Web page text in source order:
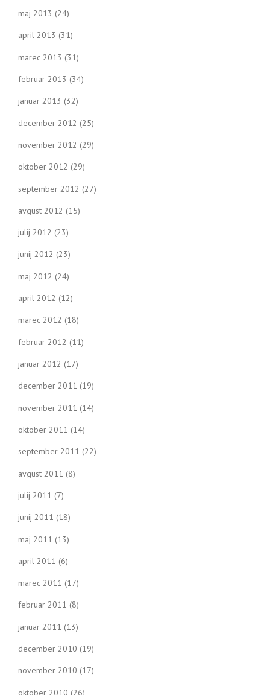
maj 2013 (24)
april 2013 (31)
marec 2013 (31)
februar 2013 (34)
januar 2013 (32)
december 2012 (25)
november 2012 (29)
oktober 2012 (29)
september 2012 (27)
avgust 2012 (15)
julij 2012 (23)
junij 2012 (23)
maj 2012 (24)
april 2012 (12)
marec 2012 (18)
februar 2012 (11)
januar 2012 (17)
december 2011 (19)
november 2011 (14)
oktober 2011 (14)
september 2011 (22)
avgust 2011 (8)
julij 2011 (7)
junij 2011 (18)
maj 2011 (13)
april 2011 (6)
marec 2011 (17)
februar 2011 (8)
januar 2011 (13)
december 2010 (19)
november 2010 (17)
oktober 2010 (26)